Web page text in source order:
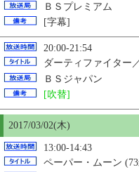
ＢＳプレミアム
[字幕]
20:00-21:54
ダーティファイター
ＢＳジャパン
[吹替]
2017/03/02(木)
13:00-14:43
ペーパー・ムーン